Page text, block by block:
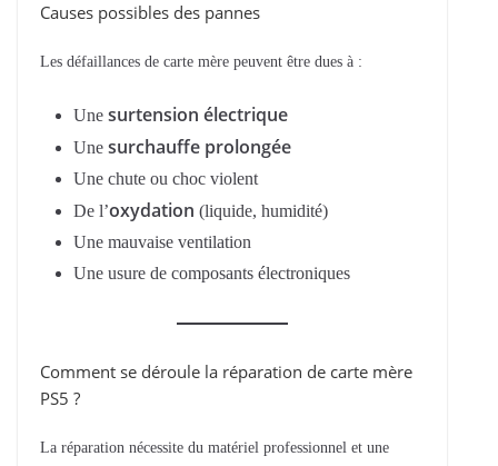
Causes possibles des pannes
Les défaillances de carte mère peuvent être dues à :
Une surtension électrique
Une surchauffe prolongée
Une chute ou choc violent
De l’oxydation (liquide, humidité)
Une mauvaise ventilation
Une usure de composants électroniques
Comment se déroule la réparation de carte mère
PS5 ?
La réparation nécessite du matériel professionnel et une